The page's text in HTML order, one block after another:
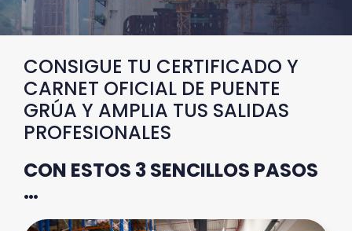
CONSIGUE TU CERTIFICADO Y
CARNET OFICIAL DE PUENTE
GRÚA Y AMPLIA TUS SALIDAS
PROFESIONALES
CON ESTOS 3 SENCILLOS PASOS
…